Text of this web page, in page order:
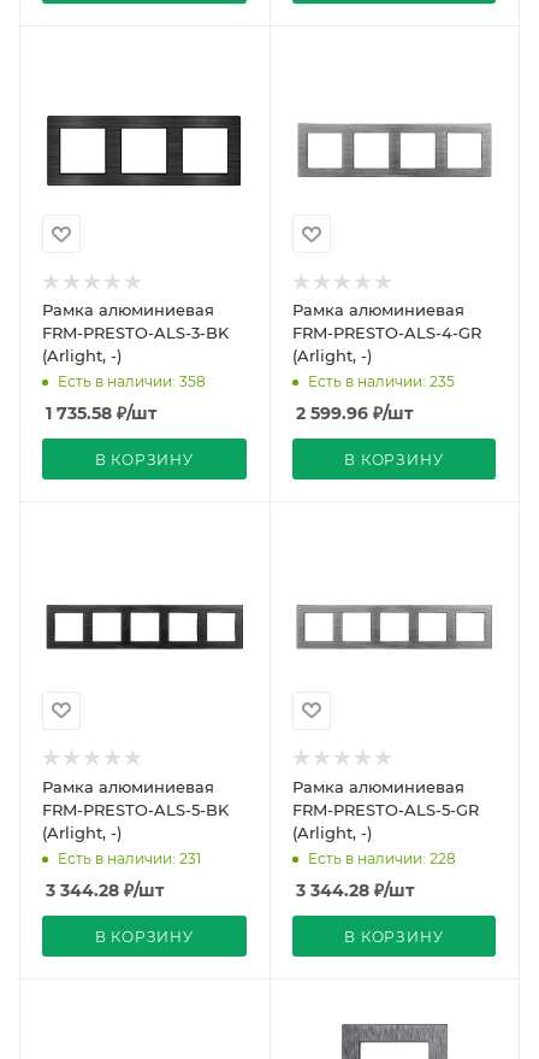
Рамка алюминиевая
FRM-PRESTO-ALS-3-BK
(Arlight, -)
Есть в наличии: 358
1 735.58 ₽/шт
В КОРЗИНУ
Рамка алюминиевая
FRM-PRESTO-ALS-4-GR
(Arlight, -)
Есть в наличии: 235
2 599.96₽/шт
В КОРЗИНУ
Рамка алюминиевая
FRM-PRESTO-ALS-5-BK
(Arlight, -)
Есть в наличии: 231
3 344.28 ₽/шт
В КОРЗИНУ
Рамка алюминиевая
FRM-PRESTO-ALS-5-GR
(Arlight, -)
Есть в наличии: 228
3 344.28₽/шт
В КОРЗИНУ